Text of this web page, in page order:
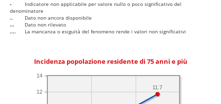
-
Indicatore non applicabile per valore nullo o poco significativo del
denominatore
..
Dato non ancora disponibile
...
Dato non rilevato
....
La mancanza o esiguità del fenomeno rende i valori non significativi
Incidenza popolazione residente di 75 anni e più
12
14
11.7